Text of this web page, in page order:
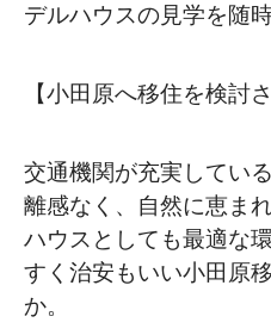
デルハウスの見学を随
【小田原へ移住を検討
交通機関が充実してい
離感なく、自然に恵ま
ハウスとしても最適な
すく治安もいい小田原
か。